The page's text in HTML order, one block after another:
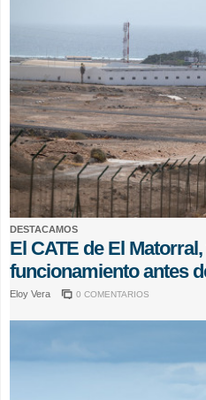
DESTACAMOS
El CATE de El
funcionamiento antes
Eloy Vera 0 COMENTARIOS